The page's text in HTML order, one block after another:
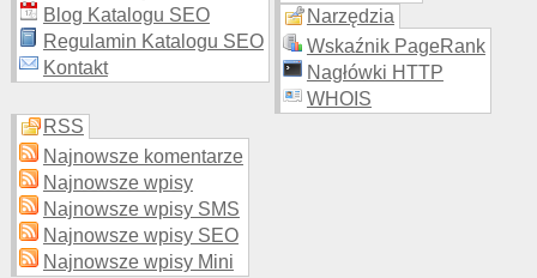
Blog Katalogu SEO
Regulamin Katalogu SEO
Kontakt
Narzędzia
Wskaźnik PageRank
Nagłówki HTTP
WHOIS
RSS
Najnowsze komentarze
Najnowsze wpisy
Najnowsze wpisy SMS
Najnowsze wpisy SEO
Najnowsze wpisy Mini